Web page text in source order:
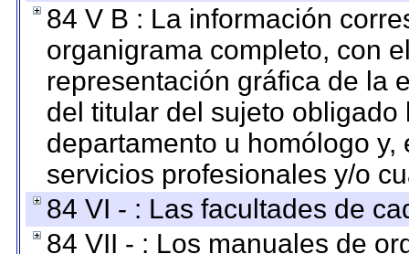
84 V B : La información
organigrama completo, con
representación gráfica de la
del titular del sujeto
departamento u homólogo
servicios profesionales y/o
84 VI - : Las facultades de
84 VII - : Los manuales de